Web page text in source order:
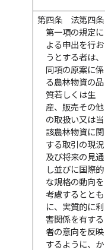
第四条
法第四条
第一項の規定に
よる申出を行お
うとする者は、
同項の原案に係
る農林物資の品
質若しくは生
産、販売その他
の取扱い又は当
該農林物資に関
する取引の現況
及び将来の見通
し並びに国際的
な規格の動向を
考慮するととも
に、実質的に利
害関係を有する
者の意向を反映
するように、か